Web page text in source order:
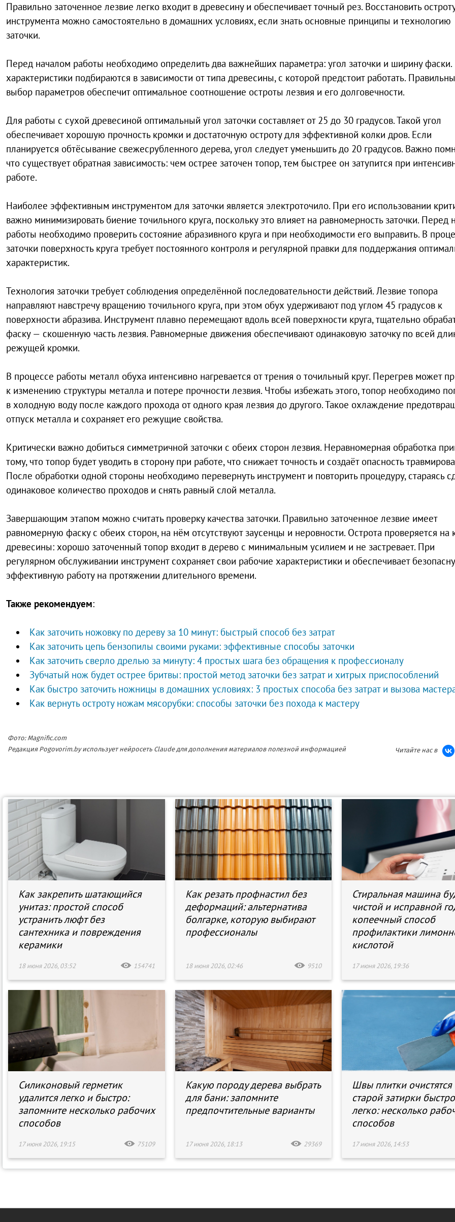
Правильно заточенное лезвие легко входит в древесину и обеспечивает точный рез. Восстановить
инструмента можно самостоятельно в домашних условиях, если знать основные принципы и технологию
заточки.
Перед началом работы необходимо определить два важнейших параметра: угол заточки и ширину фаски.
характеристики подбираются в зависимости от типа древесины, с которой предстоит работать.
выбор параметров обеспечит оптимальное соотношение остроты лезвия и его долговечности.
Для работы с сухой древесиной оптимальный угол заточки составляет от 25 до 30 градусов. Такой угол
обеспечивает хорошую прочность кромки и достаточную остроту для эффективной колки дров. Если
планируется обтёсывание свежесрубленного дерева, угол следует уменьшить до 20 градусов. Важно
что существует обратная зависимость: чем острее заточен топор, тем быстрее он затупится при
работе.
Наиболее эффективным инструментом для заточки является электроточило. При его использовании
важно минимизировать биение точильного круга, поскольку это влияет на равномерность заточки. Перед
работы необходимо проверить состояние абразивного круга и при необходимости его выправить. В
заточки поверхность круга требует постоянного контроля и регулярной правки для поддержания
характеристик.
Технология заточки требует соблюдения определённой последовательности действий. Лезвие топора
направляют навстречу вращению точильного круга, при этом обух удерживают под углом 45 градусов к
поверхности абразива. Инструмент плавно перемещают вдоль всей поверхности круга, тщательно
фаску — скошенную часть лезвия. Равномерные движения обеспечивают одинаковую заточку по всей
режущей кромки.
В процессе работы металл обуха интенсивно нагревается от трения о точильный круг. Перегрев может
к изменению структуры металла и потере прочности лезвия. Чтобы избежать этого, топор необходимо
в холодную воду после каждого прохода от одного края лезвия до другого. Такое охлаждение
отпуск металла и сохраняет его режущие свойства.
Критически важно добиться симметричной заточки с обеих сторон лезвия. Неравномерная обработка
тому, что топор будет уводить в сторону при работе, что снижает точность и создаёт опасность
После обработки одной стороны необходимо перевернуть инструмент и повторить процедуру, стараясь
одинаковое количество проходов и снять равный слой металла.
Завершающим этапом можно считать проверку качества заточки. Правильно заточенное лезвие имеет
равномерную фаску с обеих сторон, на нём отсутствуют заусенцы и неровности. Острота проверяется на
древесины: хорошо заточенный топор входит в дерево с минимальным усилием и не застревает. При
регулярном обслуживании инструмент сохраняет свои рабочие характеристики и обеспечивает
эффективную работу на протяжении длительного времени.
Также рекомендуем:
Как заточить ножовку по дереву за 10 минут: быстрый способ без затрат
Как заточить цепь бензопилы своими руками: эффективные способы заточки
Как заточить сверло дрелью за минуту: 4 простых шага без обращения к профессионалу
Зубчатый нож будет острее бритвы: простой метод заточки без затрат и хитрых приспособлений
Как быстро заточить ножницы в домашних условиях: 3 простых способа без затрат и вызова
Как вернуть остроту ножам мясорубки: способы заточки без похода к мастеру
Фото: Magnific.com
Редакция Pogovorim.by использует нейросеть Claude для дополнения материалов полезной информацией
Читайте нас в
Как закрепить шатающийся
унитаз: простой способ
устранить люфт без
сантехника и повреждения
керамики
18 июня 2026, 03:52 154741
Как резать профнастил без
деформаций: альтернатива
болгарке, которую выбирают
профессионалы
18 июня 2026, 02:46 9510
Стиральная машина
чистой и исправной
копеечный способ
профилактики
кислотой
17 июня 2026, 19:36
Силиконовый герметик
удалится легко и быстро:
запомните несколько рабочих
способов
17 июня 2026, 19:15 75109
Какую породу дерева выбрать
для бани: запомните
предпочтительные варианты
17 июня 2026, 18:13 29369
Швы плитки очистятся
старой затирки
легко: несколько
способов
17 июня 2026, 14:53